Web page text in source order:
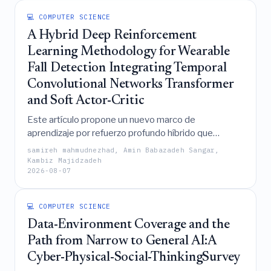
multimodales preciso y el análisis posterior.
💻 COMPUTER SCIENCE
A Hybrid Deep Reinforcement
Learning Methodology for Wearable
Fall Detection Integrating Temporal
Convolutional Networks Transformer
and Soft Actor-Critic
Este artículo propone un nuevo marco de
aprendizaje por refuerzo profundo híbrido que
integra Redes Convolucionales Temporales,
codificadores Transformer y Soft Actor-Critic para
lograr una detección de caídas mediante
dispositivos vestibles con preservación de la
y alta capacidad de despliegue en dispositivos
periféricos con recursos limitados.
samireh mahmudnezhad, Amin Babazadeh Sangar,
Kambiz Majidzadeh
2026-08-07
💻 COMPUTER SCIENCE
Data-Environment Coverage and the
Path from Narrow to General AI:A
Cyber-Physical-Social-ThinkingSurvey